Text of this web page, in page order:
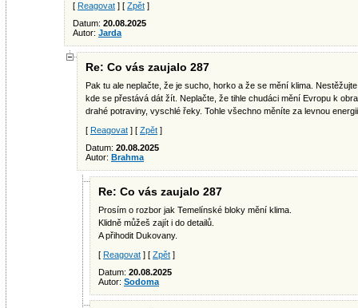
[ Reagovat ] [ Zpět ]
Datum: 20.08.2025
Autor: Jarda
Re: Co vás zaujalo 287
Pak tu ale neplačte, že je sucho, horko a že se mění klima.
kde se přestává dát žít. Neplačte, že tihle chudáci mění Evropu k
drahé potraviny, vyschlé řeky. Tohle všechno měníte za levnou
[ Reagovat ] [ Zpět ]
Datum: 20.08.2025
Autor: Brahma
Re: Co vás zaujalo 287
Prosím o rozbor jak Temelínské bloky mění klima.
Klidně můžeš zajít i do detailů.
A přihodit Dukovany.
[ Reagovat ] [ Zpět ]
Datum: 20.08.2025
Autor: Sodoma